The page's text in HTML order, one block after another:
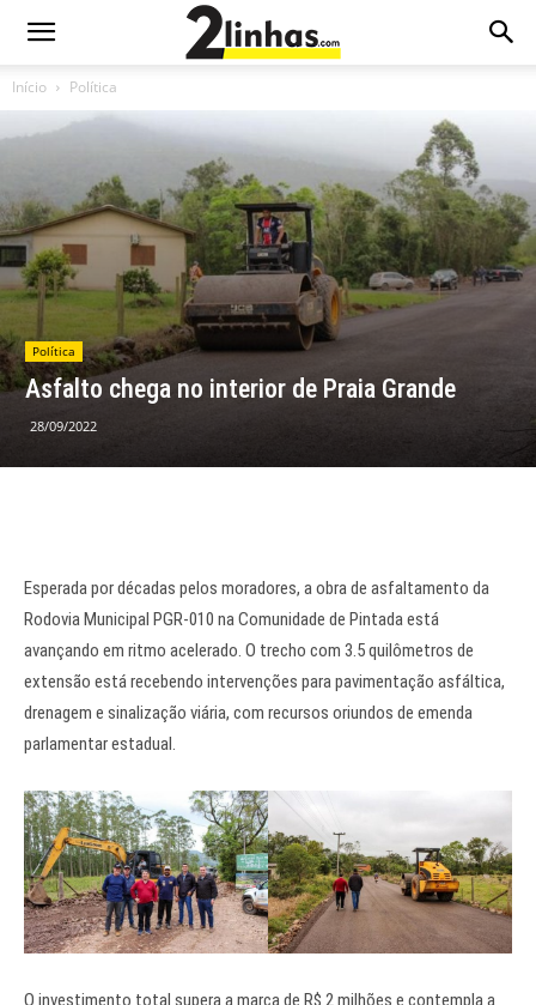
Início Política
Política
Asfalto chega no interior de Praia Grande
28/09/2022
Esperada por décadas pelos moradores, a obra de asfaltamento da
Rodovia Municipal PGR-010 na Comunidade de Pintada está
avançando em ritmo acelerado. O trecho com 3.5 quilômetros de
extensão está recebendo intervenções para pavimentação asfáltica,
drenagem e sinalização viária, com recursos oriundos de emenda
parlamentar estadual.
O investimento total supera a marca de R$ 2 milhões e contempla a